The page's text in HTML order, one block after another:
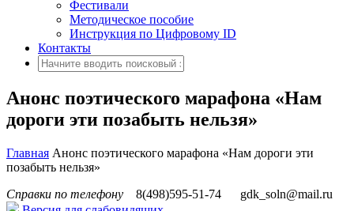
Фестивали
Методическое пособие
Инструкция по Цифровому ID
Контакты
Анонс поэтического марафона «Нам
дороги эти позабыть нельзя»
Главная Анонс поэтического марафона «Нам дороги эти
позабыть нельзя»
Справки по телефону
8(498)595-51-74
gdk_soln@mail.ru